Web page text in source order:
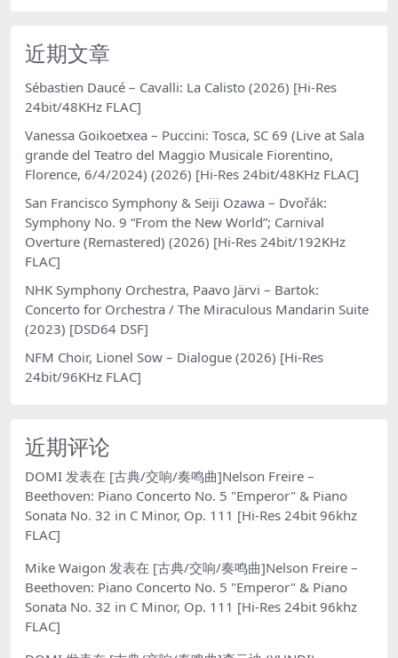
近期文章
Sébastien Daucé – Cavalli: La Calisto (2026) [Hi-Res
24bit/48KHz FLAC]
Vanessa Goikoetxea – Puccini: Tosca, SC 69 (Live at Sala
grande del Teatro del Maggio Musicale Fiorentino,
Florence, 6/4/2024) (2026) [Hi-Res 24bit/48KHz FLAC]
San Francisco Symphony & Seiji Ozawa – Dvořák:
Symphony No. 9 “From the New World”; Carnival
Overture (Remastered) (2026) [Hi-Res 24bit/192KHz
FLAC]
NHK Symphony Orchestra, Paavo Järvi – Bartok:
Concerto for Orchestra / The Miraculous Mandarin Suite
(2023) [DSD64 DSF]
NFM Choir, Lionel Sow – Dialogue (2026) [Hi-Res
24bit/96KHz FLAC]
近期评论
DOMI 发表在 [古典/交响/奏鸣曲]Nelson Freire –
Beethoven: Piano Concerto No. 5 "Emperor" & Piano
Sonata No. 32 in C Minor, Op. 111 [Hi-Res 24bit 96khz
FLAC]
Mike Waigon 发表在 [古典/交响/奏鸣曲]Nelson Freire –
Beethoven: Piano Concerto No. 5 "Emperor" & Piano
Sonata No. 32 in C Minor, Op. 111 [Hi-Res 24bit 96khz
FLAC]